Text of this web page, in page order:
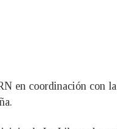
en coordinación con